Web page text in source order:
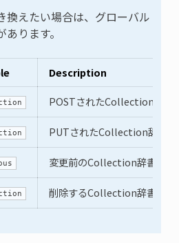
換えたい場合は、グローバル
ります。
Description
POSTされたCollection辞書
PUTされたCollection辞書(
変更前のCollection辞書
削除するCollection辞書